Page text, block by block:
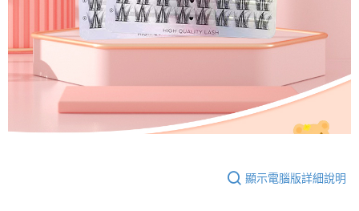
顯示電腦版詳細說明